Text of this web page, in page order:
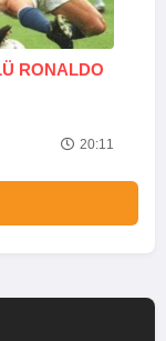
RONALDO
20:11